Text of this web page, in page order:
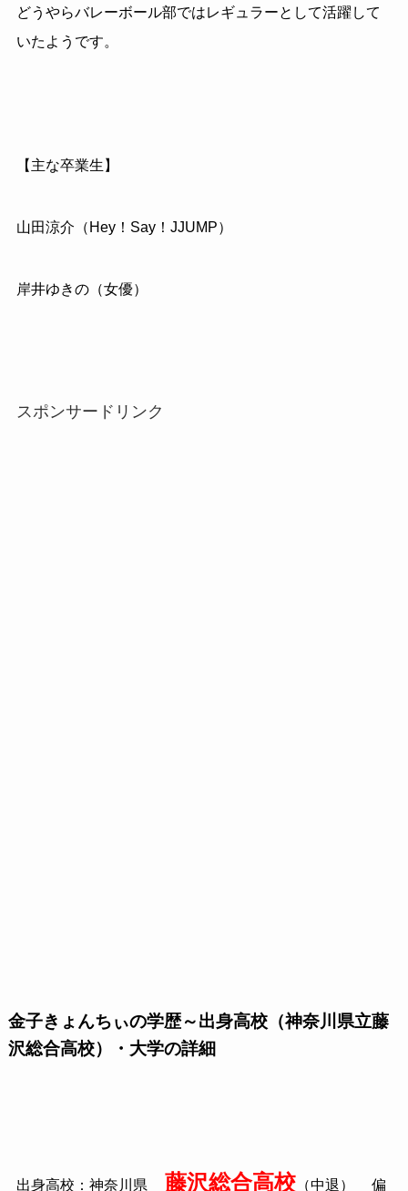
どうやらバレーボール部ではレギュラーとして活躍して
いたようです。
【主な卒業生】
山田涼介（Hey！Say！JJUMP）
岸井ゆきの（女優）
スポンサードリンク
金子きょんちぃの学歴～出身高校（神奈川県立藤
沢総合高校）・大学の詳細
出身高校：神奈川県 藤沢総合高校（中退） 偏